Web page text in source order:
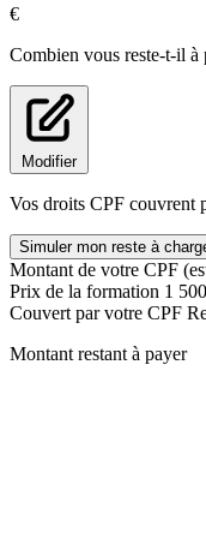
Définition des
Durant le bilan de
Voici quelques exemples d'
Les cartes des
Le test des 32
Le test de
Le modèle des
Le test dessoft
En complément de
Chacun de ces Ebooks
Le(a) client(e) peut
€
Combien vous reste-t-il à
Modifier
Vos droits CPF couvrent
Simuler mon reste à
Montant de votre CPF
Prix de la formation 1
Couvert par votre CPF
Montant restant à payer